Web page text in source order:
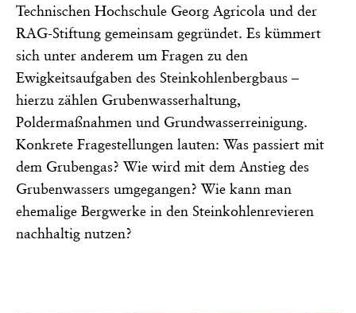
Technischen Hochschule Georg Agricola und der
RAG-Stiftung gemeinsam gegründet. Es kümmert
sich unter anderem um Fragen zu den
Ewigkeitsaufgaben des Steinkohlenbergbaus –
hierzu zählen Grubenwasserhaltung,
Poldermaßnahmen und Grundwasserreinigung.
Konkrete Fragestellungen lauten: Was passiert mit
dem Grubengas? Wie wird mit dem Anstieg des
Grubenwassers umgegangen? Wie kann man
ehemalige Bergwerke in den Steinkohlenrevieren
nachhaltig nutzen?